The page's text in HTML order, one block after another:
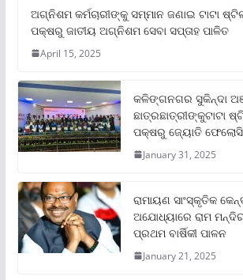
ଅଗ୍ନିଶମ କର୍ମଚାରୀଙ୍କୁ ସମ୍ମାନ ଜଣାଇ ଟାଟା
ପକ୍ଷରୁ ଜାତୀୟ ଅଗ୍ନିଶମ ସେବା ସପ୍ତାହ ପାଳିତ
April 15, 2025
କଳିଙ୍ଗନଗର ସୁକିନ୍ଦା
ଛାତ୍ରଛାତ୍ରୀଙ୍କୁଟାଟା
ପକ୍ଷରୁ ଜ୍ୟୋତି
January 31, 2025
ରାମାୟଣ ସାଂସ୍କୃତିକ
ଅଯୋଧ୍ୟାରେ ରାମ
ପ୍ରଥମ ବାର୍ଷିକୀ ପାଳନ
January 21, 2025